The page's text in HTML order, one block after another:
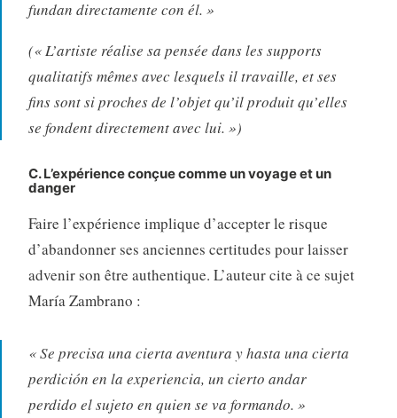
fundan directamente con él. »
(« L’artiste réalise sa pensée dans les supports
qualitatifs mêmes avec lesquels il travaille, et ses
fins sont si proches de l’objet qu’il produit qu’elles
se fondent directement avec lui. »)
C. L’expérience conçue comme un voyage et un
danger
Faire l’expérience implique d’accepter le risque
d’abandonner ses anciennes certitudes pour laisser
advenir son être authentique. L’auteur cite à ce sujet
María Zambrano :
« Se precisa una cierta aventura y hasta una cierta
perdición en la experiencia, un cierto andar
perdido el sujeto en quien se va formando. »